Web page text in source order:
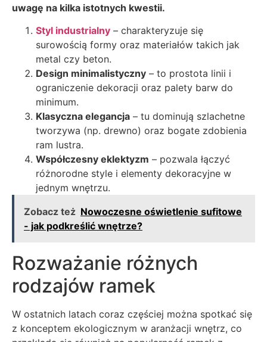
uwagę na kilka istotnych kwestii.
Styl industrialny – charakteryzuje się
surowością formy oraz materiałów takich jak
metal czy beton.
Design minimalistyczny – to prostota linii i
ograniczenie dekoracji oraz palety barw do
minimum.
Klasyczna elegancja – tu dominują szlachetne
tworzywa (np. drewno) oraz bogate zdobienia
ram lustra.
Współczesny eklektyzm – pozwala łączyć
różnorodne style i elementy dekoracyjne w
jednym wnętrzu.
Zobacz też Nowoczesne oświetlenie sufitowe
- jak podkreślić wnętrze?
Rozważanie różnych
rodzajów ramek
W ostatnich latach coraz częściej można spotkać się
z konceptem ekologicznym w aranżacji wnętrz, co